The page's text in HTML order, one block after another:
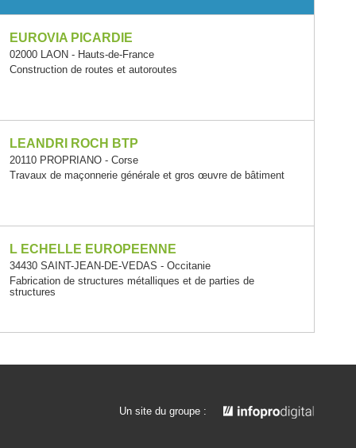
EUROVIA PICARDIE
02000 LAON - Hauts-de-France
Construction de routes et autoroutes
LEANDRI ROCH BTP
20110 PROPRIANO - Corse
Travaux de maçonnerie générale et gros œuvre de bâtiment
L ECHELLE EUROPEENNE
34430 SAINT-JEAN-DE-VEDAS - Occitanie
Fabrication de structures métalliques et de parties de
structures
Un site du groupe :